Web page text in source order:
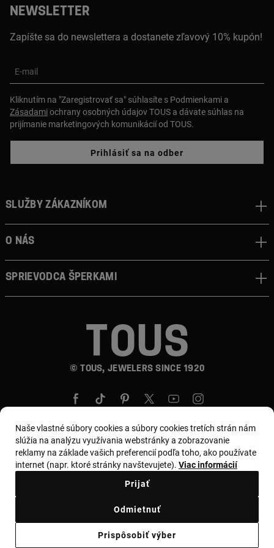
ovládanie hudby, ovládanie fotoaparátu,
s tlačidlami.
NEWSLETTER
Zapíšte sa do newslettera a dostanete zľavový 10% kupón!
E-mail
Kliknutím na "Zaregistrovať sa" súhlasíte s Podmienkami a
Zásadamiochrany osobných údajov TOUS a dávate súhlas na
prijímanie marketingových komunikácií od TOUS.
Prihlásiť sa na odber
© TOUS, JEWELERS SINCE 1920
Služby zákazníkom
O nás
Sprievodca šperkami
Krajina a mena:Slovakia / Euro
Zásady používania súborov cookie
Naše vlastné súbory cookies a súbory cookies tretích strán nám
slúžia na analýzu využívania webstránky a zobrazovanie
reklamy na základe vašich preferencií podľa toho, ako používate
internet (napr. ktoré stránky navštevujete). Viac informácií
Prispôsobiť výber
Odmietnuť
Prijať